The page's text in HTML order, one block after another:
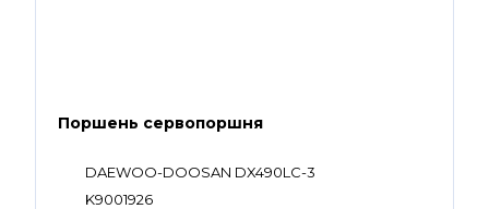
Поршень сервопоршня
DAEWOO-DOOSAN DX490LC-3
K9001926